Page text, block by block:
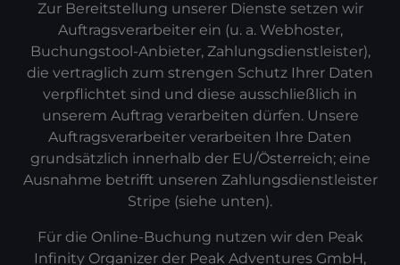
Zur Bereitstellung unserer Dienste setzen wir
Auftragsverarbeiter ein (u. a. Webhoster,
Buchungstool-Anbieter, Zahlungsdienstleister),
die vertraglich zum strengen Schutz Ihrer Daten
verpflichtet sind und diese ausschließlich in
unserem Auftrag verarbeiten dürfen. Unsere
Auftragsverarbeiter verarbeiten Ihre Daten
grundsätzlich innerhalb der EU/Österreich; eine
Ausnahme betrifft unseren Zahlungsdienstleister
Stripe (siehe unten).
Für die Online-Buchung nutzen wir den Peak
Infinity Organizer der Peak Adventures GmbH,